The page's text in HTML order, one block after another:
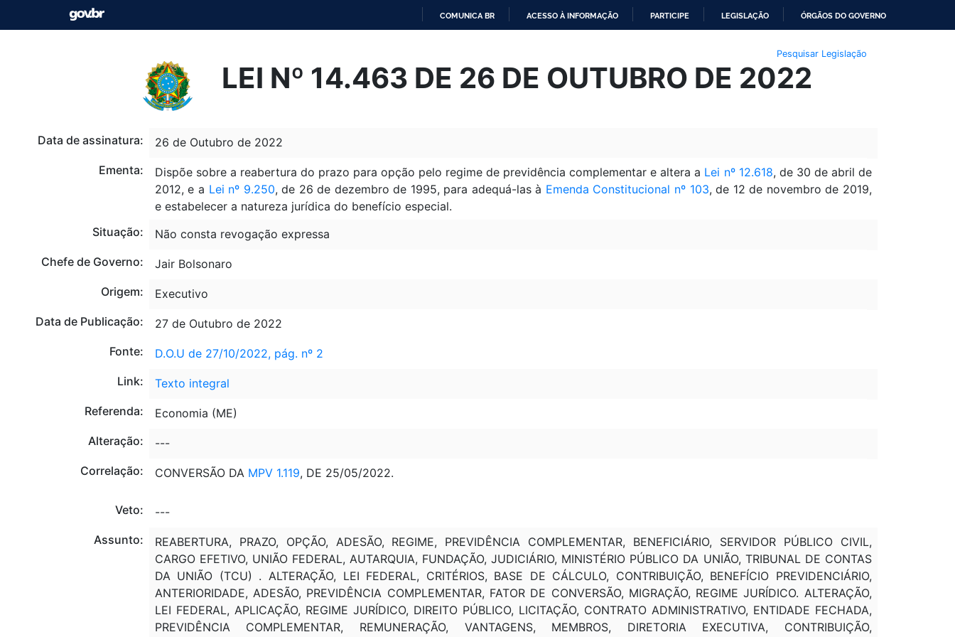
O
CONTEÚDO
COMUNICA BR ACESSO À INFORMAÇÃO PARTICIPE LEGISLAÇÃO ÓRGÃOS DO GOVERNO
Pesquisar Legislação
LEI Nº 14.463 DE 26 DE OUTUBRO DE 2022
Data de assinatura:
26 de Outubro de 2022
Ementa:
Dispõe sobre a reabertura do prazo para opção pelo regime de previdência complementar e altera a Lei nº 12.618, de 30 de abril de
2012, e a Lei nº 9.250, de 26 de dezembro de 1995, para adequá-las à Emenda Constitucional nº 103, de 12 de novembro de 2019,
e estabelecer a natureza jurídica do benefício especial.
Situação:
Não consta revogação expressa
Chefe de Governo:
Jair Bolsonaro
Origem:
Executivo
Data de Publicação:
27 de Outubro de 2022
Fonte:
D.O.U de 27/10/2022, pág. nº 2
Link:
Texto integral
Referenda:
Economia (ME)
Alteração:
---
Correlação:
CONVERSÃO DA MPV 1.119, DE 25/05/2022.
Veto:
---
Assunto:
REABERTURA, PRAZO, OPÇÃO, ADESÃO, REGIME, PREVIDÊNCIA COMPLEMENTAR, BENEFICIÁRIO, SERVIDOR PÚBLICO CIVIL,
CARGO EFETIVO, UNIÃO FEDERAL, AUTARQUIA, FUNDAÇÃO, JUDICIÁRIO, MINISTÉRIO PÚBLICO DA UNIÃO, TRIBUNAL DE CONTAS
DA UNIÃO (TCU) . ALTERAÇÃO, LEI FEDERAL, CRITÉRIOS, BASE DE CÁLCULO, CONTRIBUIÇÃO, BENEFÍCIO PREVIDENCIÁRIO,
ANTERIORIDADE, ADESÃO, PREVIDÊNCIA COMPLEMENTAR, FATOR DE CONVERSÃO, MIGRAÇÃO, REGIME JURÍDICO. ALTERAÇÃO,
LEI FEDERAL, APLICAÇÃO, REGIME JURÍDICO, DIREITO PÚBLICO, LICITAÇÃO, CONTRATO ADMINISTRATIVO, ENTIDADE FECHADA,
PREVIDÊNCIA COMPLEMENTAR, REMUNERAÇÃO, VANTAGENS, MEMBROS, DIRETORIA EXECUTIVA, CONTRIBUIÇÃO,